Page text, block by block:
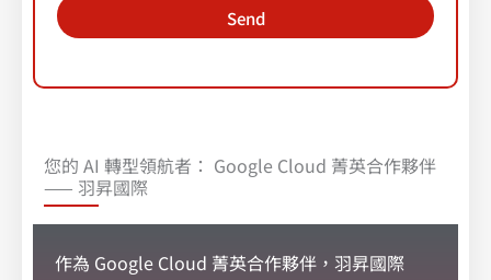
Send
您的 AI 轉型領航者： Google Cloud 菁英合作夥伴
—— 羽昇國際
作為 Google Cloud 菁英合作夥伴 ，羽昇國際